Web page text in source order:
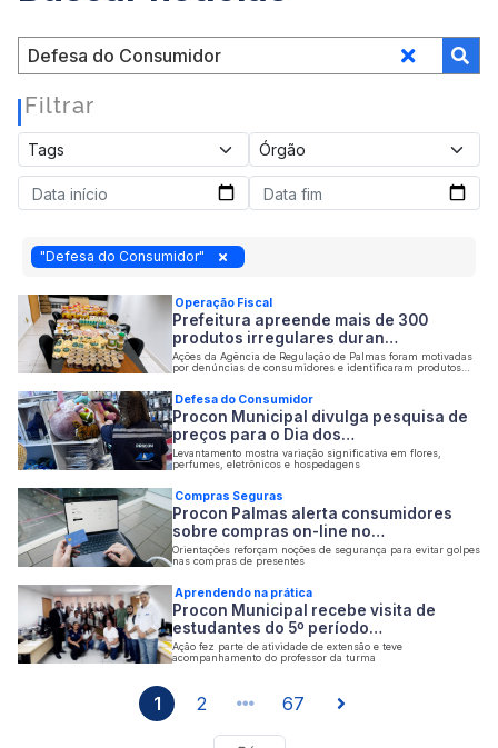
Filtrar
"Defesa do Consumidor"
Operação Fiscal
Prefeitura apreende mais de 300
produtos irregulares duran…
Ações da Agência de Regulação de Palmas foram motivadas
por denúncias de consumidores e identificaram produtos
na comercialização
Defesa do Consumidor
Procon Municipal divulga pesquisa de
preços para o Dia dos…
Levantamento mostra variação significativa em flores,
perfumes, eletrônicos e hospedagens
Compras Seguras
Procon Palmas alerta consumidores
sobre compras on-line no…
Orientações reforçam noções de segurança para evitar golpes
nas compras de presentes
Aprendendo na prática
Procon Municipal recebe visita de
estudantes do 5º período…
Ação fez parte de atividade de extensão e teve
acompanhamento do professor da turma
1 2 67